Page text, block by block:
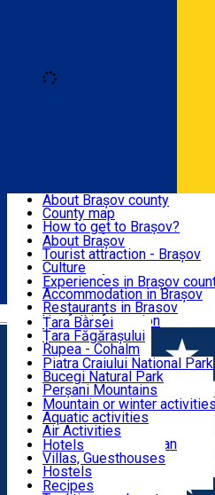
Română
BRAȘOV
EXPERIENCES
DESTINATIONS
NATURE
ACTIVE TOURISM
ACCOMMODATION
CULTURAL HERITAGE
About Brașov county
County map
How to get to Brașov?
Tourist Information Centers
Tourist Guides
Brașov Tourism
Historical tourist attractions
What would a local
Tourism news Brașov
Restaurants
About Brașov
Tourist attraction - Brașov
Culture
Tourist Information Center
Accommodation in Brașov
Restaurants in Brasov
Usefull information
Experiences in Brașov
Țara Bârsei
Țara Făgărașului
Rupea - Cohalm
ECO Destinations
Piatra Craiului National Park
Bucegi Natural Park
Perșani Mountains
Făgăraș Mountains
Postăvarul Peak
Măgura Codlei
Ciucaș Mountains
Protected areas
Other natural attractions
Speoturism
Mountain or winter activities
Aquatic activities
Air Activities
Adventure, Equestrian
Cycling, Running
Other activities
Hotels
Villas, Guesthouses
Hostels
Cottages
Recipes